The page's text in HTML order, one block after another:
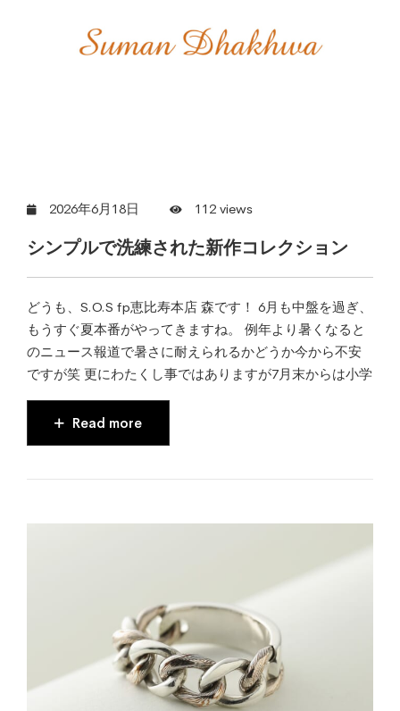
2026年6月18日 112 views
シンプルで洗練された新作コレクション
どうも、S.O.S fp恵比寿本店 森です！ 6月も中盤を過ぎ、
もうすぐ夏本番がやってきますね。 例年より暑くなると
のニュース報道で暑さに耐えられるかどうか今から不安
ですが笑 更にわたくし事ではありますが7月末からは小学
Read more